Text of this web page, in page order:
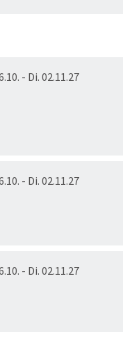
- Di. 02.11.27
- Di. 02.11.27
- Di. 02.11.27